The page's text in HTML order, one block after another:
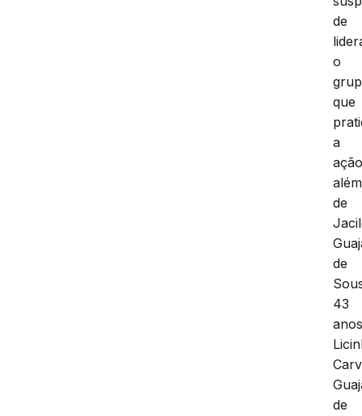
de
o
que
a
além
de
de
43
de